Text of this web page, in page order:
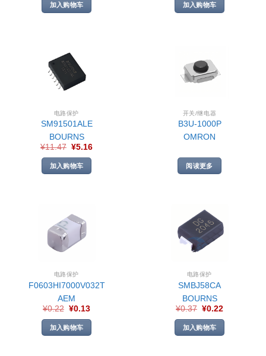
加入购物车 加入购物车
电路保护
SM91501ALE
BOURNS
¥11.47 ¥5.16
加入购物车
开关/继电器
B3U-1000P
OMRON
阅读更多
电路保护
F0603HI7000V032T
AEM
¥0.22 ¥0.13
加入购物车
电路保护
SMBJ58CA
BOURNS
¥0.37 ¥0.22
加入购物车